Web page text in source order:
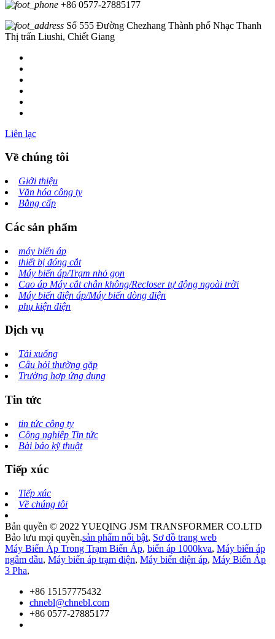
+86 0577-27885177
Số 555 Đường Chezhang Thành phố Nhạc Thanh
Thị trấn Liushi, Chiết Giang
Liên lạc
Về chúng tôi
Giới thiệu
Văn hóa công ty
Bằng cấp
Các sản phẩm
máy biến áp
thiết bị đóng cắt
Máy biến áp/Trạm nhỏ gọn
Cao áp Máy cắt chân không/Recloser tự động ngoài trời
Máy biến điện áp/Máy biến dòng điện
phụ kiện điện
Dịch vụ
Tải xuống
Câu hỏi thường gặp
Trường hợp ứng dụng
Tin tức
tin tức công ty
Công nghiệp Tin tức
Bài báo kỹ thuật
Tiếp xúc
Tiếp xúc
Về chúng tôi
Bản quyền © 2022 YUEQING JSM TRANSFORMER CO.LTD
Bảo lưu mọi quyền.sản phẩm nổi bật, Sơ đồ trang web
Máy Biến Áp Trong Trạm Biến Áp, biến áp 1000kva, Máy biến áp
ngâm dầu, Máy biến áp trạm điện, Máy biến điện áp, Máy Biến Áp
3 Pha,
+86 15157775432
chnebl@chnebl.com
+86 0577-27885177